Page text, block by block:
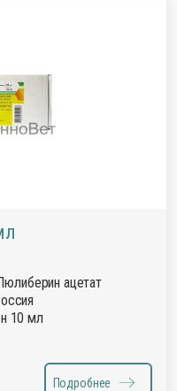
ацетат
10 мл
Подробнее